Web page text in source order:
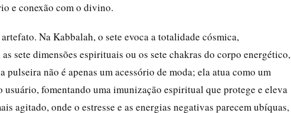
e conexão com o divino.
Na Kabbalah, o sete evoca a totalidade cósmica,
sete dimensões espirituais ou os sete chakras do corpo energético,
não é apenas um acessório de moda; ela atua como um
fomentando uma imunização espiritual que protege e eleva
agitado, onde o estresse e as energias negativas parecem ubíquas,